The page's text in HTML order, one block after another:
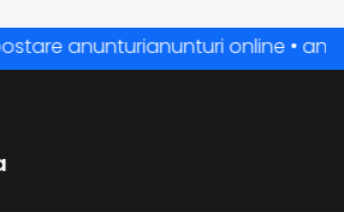
anunturianunturi online • anunturi